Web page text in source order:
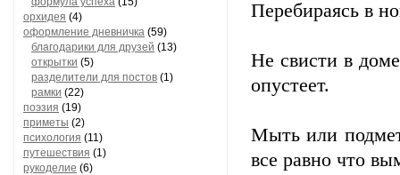
орхидея (4)
оформление дневничка (59)
благодарики для друзей (13)
открытки (5)
разделители для постов (1)
рамки (22)
поэзия (19)
приметы (2)
психология (11)
путешествия (1)
рукоделие (6)
Перебираясь в
Не свисти в
опустеет.
Мыть или
все равно что